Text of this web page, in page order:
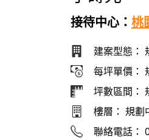
接待中心： 桃
建案型態：
每坪單價：
坪數區間：
樓層： 規劃
聯絡電話：